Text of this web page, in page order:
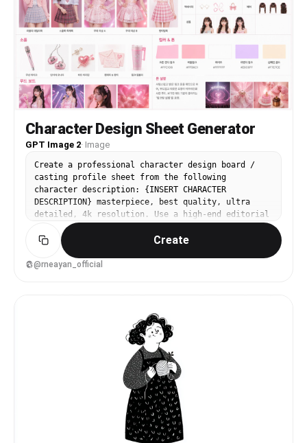
“gesture” “best angle” “favorite detail” “charm
point” “soft expression” “tiny habit” 文字は主役に
しすぎず、あくまでデザイン要素として扱ってください。 読ま
せる資料ではなく、見た瞬間に「この子、可愛い」と伝わるビジ
ュアルにしてください。 デザイン全体は、可愛い研究ノート、
キャラクター愛の解剖図、ファッション誌の分析ページ、公式ア
ートブックの特集ページを合わせたような雰囲気。 背景はシン
プルで清潔感があり、キャラクターの色に合わせた淡いグラデー
ション、紙面風の余白、細い罫線、半透明のパネル、手書き風の
キャラクターを単に説明しないこと。 身長、年齢、能力、所
属、武器説明などの設定資料的な情報は不要です。 描くべきな
ー本人の魅力が最優先。 パネルや注釈が多すぎて主役が埋もれ
ないようにしてください。 中央のキャラクターは必ず最も可愛
く、最も完成度高く描いてください。 全体の印象： cute
character charm analysis sheet, visual breakdown
of cuteness, not a character profile, not a model
sheet, aesthetic design board, fan-favorite
details, emotional attraction map, soft editorial
layout, official artbook style, clean anime
illustration, beautiful eyes, expressive hands,
design, high-quality anime illustration,
commercial-level finish.
Character Design Sheet Generator
GPT Image 2· Image
Create a professional character design board /
casting profile sheet from the following
character description: {INSERT CHARACTER
DESCRIPTION} masterpiece, best quality, ultra
detailed, 4k resolution. Use a high-end editorial
layout and agency submission style. Build a
complete character sheet that works across live-
action, anime, and 3D concepts. Include: -
character name and short profile - age, height,
- several key poses - styling variations and
outfit details - signature props and accessories
- color palette and mood board - handwritten-
style annotations or design notes where useful
[GLOBAL CONTROL PANEL] Target Language: {INSERT
LANGUAGE} Output Mode: {AUTO / LIVE-ACTION /
ANIME / 3D} Genre: {AUTO / IDOL / ACTOR / VILLAIN
/ DETECTIVE / FANTASY / SCI-FI / HISTORICAL /
etc} Tone Preset: {AUTO / DARK / BRIGHT / NEUTRAL
/ HIGH-FASHION / GRITTY / DREAMLIKE} Rendering
guidance: - photorealistic, cinematic lighting
Create
@rneayan_official